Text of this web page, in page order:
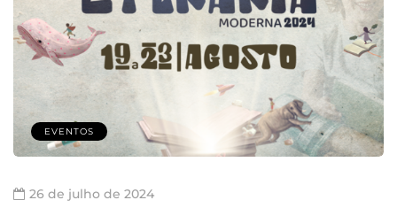
EVENTOS
26 de julho de 2024